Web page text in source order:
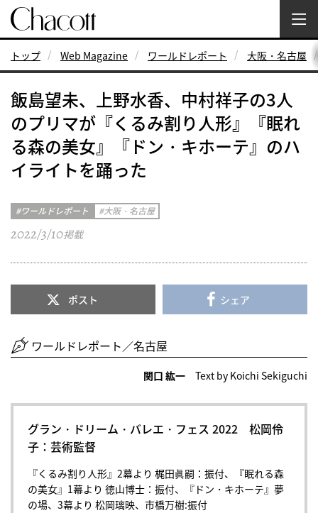
トップ Web Magazine ワールドレポート 大阪・名古屋
飯島望未、上野水香、中村祥子の3人
のプリマが『くるみ割り人形』『眠れ
る森の美女』『ドン・キホーテ』のハ
イライトを踊った
ワールドレポート 大阪・名古屋
2022/3/10掲載
ポスト シェア
ワールドレポート／名古屋
関口 紘一 Text by Koichi Sekiguchi
グラン・ドリーム・バレエ・フェス 2022 松岡伶
子：芸術監督
『くるみ割り人形』2幕より 梶田眞嗣：振付、『眠れる森
の美女』1幕より 徳山博士：振付、『ドン・キホーテ』夢
の場、3幕より 松岡璃映、市橋万樹:振付